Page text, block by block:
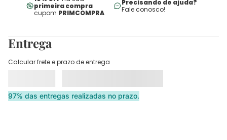
primeira compra
cupom PRIMCOMPRA
Precisando de ajuda?
Fale conosco!
Entrega
Calcular frete e prazo de entrega
97% das entregas realizadas no prazo.